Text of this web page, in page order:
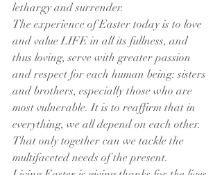
lethargy and surrender.
The experience of Easter today is to love
and value LIFE in all its fullness, and
thus loving, serve with greater passion
and respect for each human being: sisters
and brothers, especially those who are
most vulnerable. It is to reaffirm that in
everything, we all depend on each other.
That only together can we tackle the
multifaceted needs of the present.